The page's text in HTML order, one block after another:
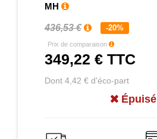
MH
436,53 € -20%
Prix de comparaison
349,22 € TTC
Dont 4,42 € d'éco-part
Épuisé